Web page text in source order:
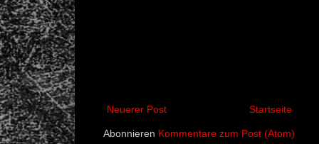
Neuerer Post Startseite
Abonnieren Kommentare zum Post (Atom)